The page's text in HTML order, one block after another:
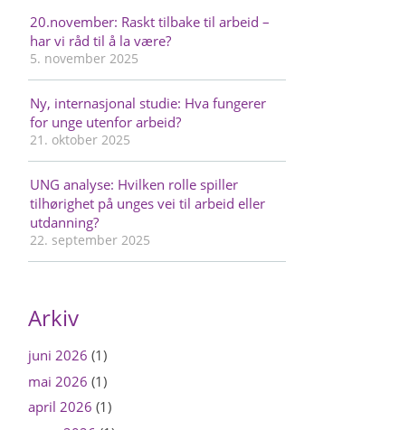
20.november: Raskt tilbake til arbeid –
har vi råd til å la være?
5. november 2025
Ny, internasjonal studie: Hva fungerer
for unge utenfor arbeid?
21. oktober 2025
UNG analyse: Hvilken rolle spiller
tilhørighet på unges vei til arbeid eller
utdanning?
22. september 2025
Arkiv
juni 2026 (1)
mai 2026 (1)
april 2026 (1)